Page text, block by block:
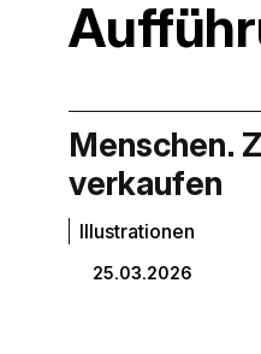
Menschen.
verkaufen
Illustrationen
25.03.2026